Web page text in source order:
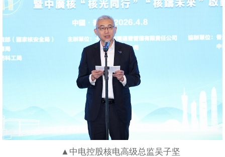
▲中电控股核电高级总监吴子坚